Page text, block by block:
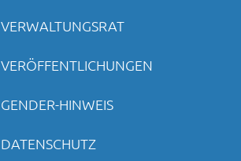
VERWALTUNGSRAT
VERÖFFENTLICHUNGEN
GENDER-HINWEIS
DATENSCHUTZ